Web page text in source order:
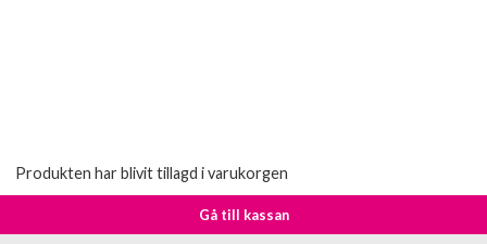
Produkten har blivit tillagd i varukorgen
Gå till kassan